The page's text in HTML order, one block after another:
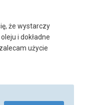
że wystarczy
i dokładne
użycie